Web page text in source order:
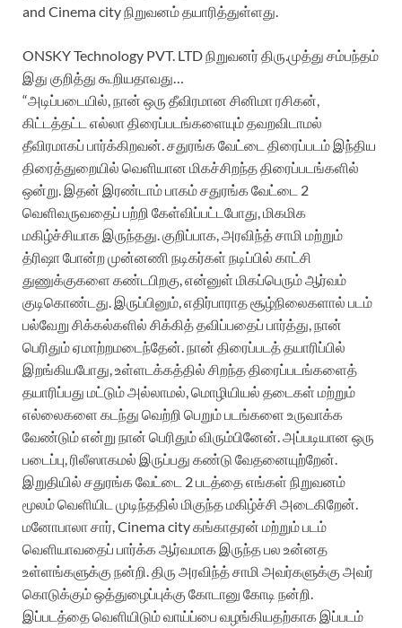
and Cinema city நிறுவனம் தயாரித்துள்ளது.
ONSKY Technology PVT. LTD நிறுவனர் திரு.முத்து சம்பந்தம்
இது குறித்து கூறியதாவது…
“அடிப்படையில், நான் ஒரு தீவிரமான சினிமா ரசிகன்,
கிட்டத்தட்ட எல்லா திரைப்படங்களையும் தவறவிடாமல்
தீவிரமாகப் பார்க்கிறவன். சதுரங்க வேட்டை திரைப்படம் இந்திய
திரைத்துறையில் வெளியான மிகச்சிறந்த திரைப்படங்களில்
ஒன்று. இதன் இரண்டாம் பாகம் சதுரங்க வேட்டை 2
வெளிவருவதைப் பற்றி கேள்விப்பட்டபோது, ​​மிகமிக
மகிழ்ச்சியாக இருந்தது. குறிப்பாக, அரவிந்த் சாமி மற்றும்
த்ரிஷா போன்ற முன்னணி நடிகர்கள் நடிப்பில் காட்சி
துணுக்குகளை கண்டபிறகு, என்னுள் மிகப்பெரும் ஆர்வம்
குடிகொண்டது. இருப்பினும், எதிர்பாராத சூழ்நிலைகளால் படம்
பல்வேறு சிக்கல்களில் சிக்கித் தவிப்பதைப் பார்த்து, நான்
பெரிதும் ஏமாற்றமடைந்தேன். நான் திரைப்படத் தயாரிப்பில்
இறங்கியபோது, ​​உள்ளடக்கத்தில் சிறந்த திரைப்படங்களைத்
தயாரிப்பது மட்டும் அல்லாமல், மொழியியல் தடைகள் மற்றும்
எல்லைகளை கடந்து வெற்றி பெறும் படங்களை உருவாக்க
வேண்டும் என்று நான் பெரிதும் விரும்பினேன். அப்படியான ஒரு
படைப்பு, ரிலீஸாகமல் இருப்பது கண்டு வேதனையுற்றேன்.
இறுதியில் சதுரங்க வேட்டை 2 படத்தை எங்கள் நிறுவனம்
மூலம் வெளியிட முடிந்ததில் மிகுந்த மகிழ்ச்சி அடைகிறேன்.
மனோபாலா சார், Cinema city கங்காதரன் மற்றும் படம்
வெளியாவதைப் பார்க்க ஆர்வமாக இருந்த பல உன்னத
உள்ளங்களுக்கு நன்றி. திரு அரவிந்த் சாமி அவர்களுக்கு அவர்
கொடுக்கும் ஒத்துழைப்புக்கு கோடானு கோடி நன்றி.
இப்படத்தை வெளியிடும் வாய்ப்பை வழங்கியதற்காக இப்படம்